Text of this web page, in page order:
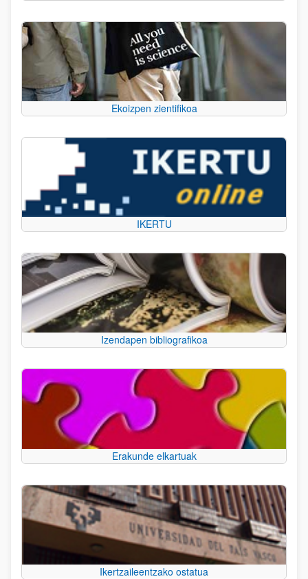
Ekoizpen zientifikoa
IKERTU
Izendapen bibliografikoa
Erakunde elkartuak
Ikertzaileentzako ostatua